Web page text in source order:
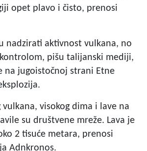
opet plavo i čisto, prenosi
nadzirati aktivnost vulkana, no
pišu talijanski mediji,
na jugoistočnoj strani Etne
vulkana, visokog dima i lave na
su društvene mreže. Lava je
2 tisuće metara, prenosi
Adnkronos.